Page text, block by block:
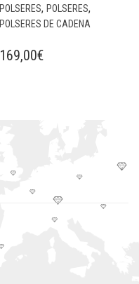
POLSERES, POLSERES,
POLSERES DE CADENA
169,00€